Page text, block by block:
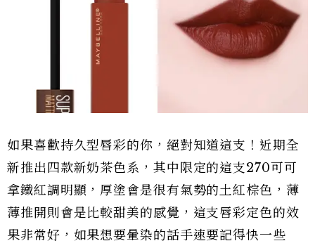
如果喜歡持久型唇彩的你，絕對知道這支！近期全
新推出四款新奶茶色系，其中限定的這支270可可
拿鐵紅調明顯，厚塗會是很有氣勢的土紅棕色，薄
薄推開則會是比較甜美的感覺，這支唇彩定色的效
果非常好，如果想要暈染的話手速要記得快一些